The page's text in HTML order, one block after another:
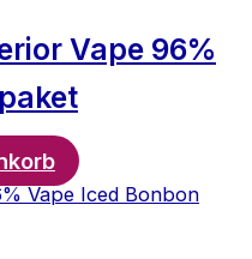
Vape 96%